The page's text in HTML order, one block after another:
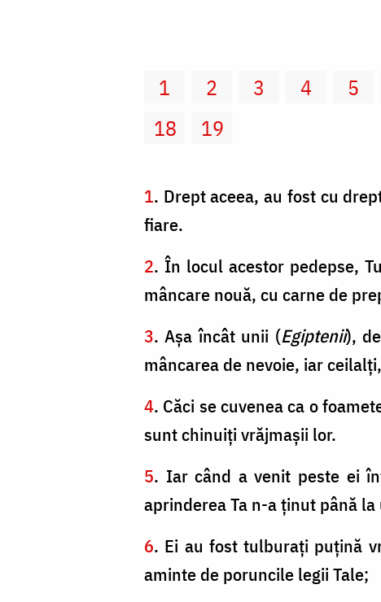
1 2 3 4 5
18
19
1. Drept aceea, au fost cu
fiare.
2. În locul acestor pedepse,
mâncare nouă, cu carne de
3. Aşa încât unii (Egiptenii),
mâncarea de nevoie, iar
4. Căci se cuvenea ca o
sunt chinuiţi vrăjmaşii lor.
5. Iar când a venit peste ei
aprinderea Ta n-a ţinut până la
6. Ei au fost tulburaţi puţină
aminte de poruncile legii Tale;